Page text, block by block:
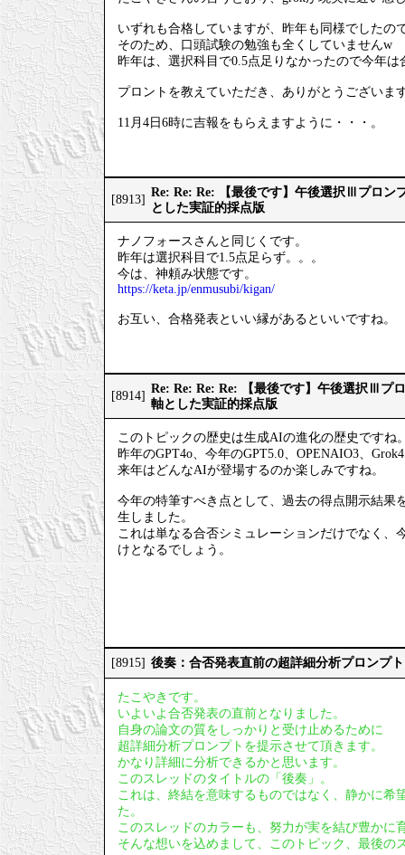
いずれも合格していますが、昨年も同様でしたの
そのため、口頭試験の勉強も全くしていませんw
昨年は、選択科目で0.5点足りなかったので今年
プロントを教えていただき、ありがとうございま
11月4日6時に吉報をもらえますように・・・。
[8913]
Re: Re: Re: 【最後です】午後選択Ⅲプロン
とした実証的採点版
ナノフォースさんと同じくです。
昨年は選択科目で1.5点足らず。。。
今は、神頼み状態です。
https://keta.jp/enmusubi/kigan/
お互い、合格発表といい縁があるといいですね。
[8914]
Re: Re: Re: Re: 【最後です】午後選択Ⅲプ
軸とした実証的採点版
このトピックの歴史は生成AIの進化の歴史ですね
昨年のGPT4o、今年のGPT5.0、OPENAIO3、
来年はどんなAIが登場するのか楽しみですね。
今年の特筆すべき点として、過去の得点開示結果
生しました。
これは単なる合否シミュレーションだけでなく
けとなるでしょう。
[8915] 後奏：合否発表直前の超詳細分析プロンプ
たこやきです。
いよいよ合否発表の直前となりました。
自身の論文の質をしっかりと受け止めるために
超詳細分析プロンプトを提示させて頂きます。
かなり詳細に分析できるかと思います。
このスレッドのタイトルの「後奏」。
これは、終結を意味するものではなく、静かに
た。
このスレッドのカラーも、努力が実を結び豊かに
そんな想いを込めまして、このトピック、最後の